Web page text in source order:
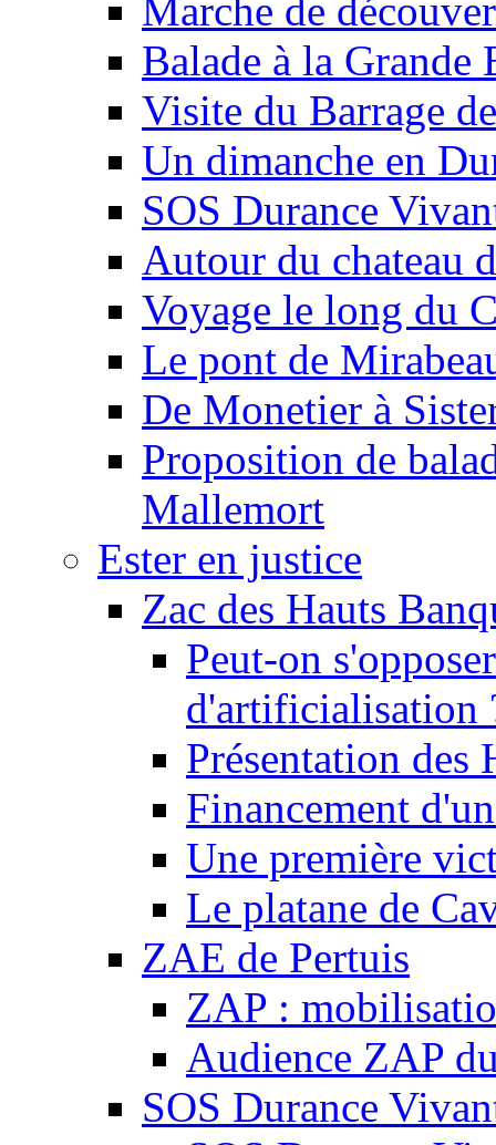
Marche de
Balade à la Grande
Visite du Barrage
Un dimanche en
SOS Durance
Autour du chateau
Voyage le long du
Le pont de
De Monetier à
Proposition de
Mallemort
Ester en justice
Zac des Hauts
Peut-on
d'artificialisation
Présentation des
Financement
Une première
Le platane de
ZAE de Pertuis
ZAP :
Audience ZAP
SOS Durance